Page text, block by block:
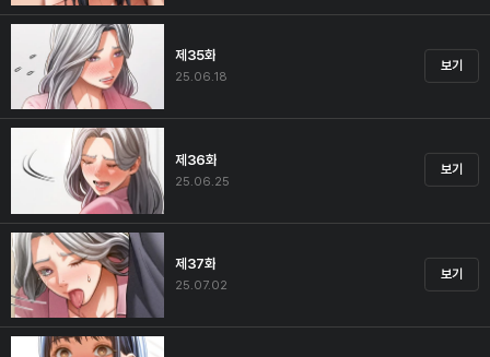
제35화
25.06.18
보기
제36화
25.06.25
보기
제37화
25.07.02
보기